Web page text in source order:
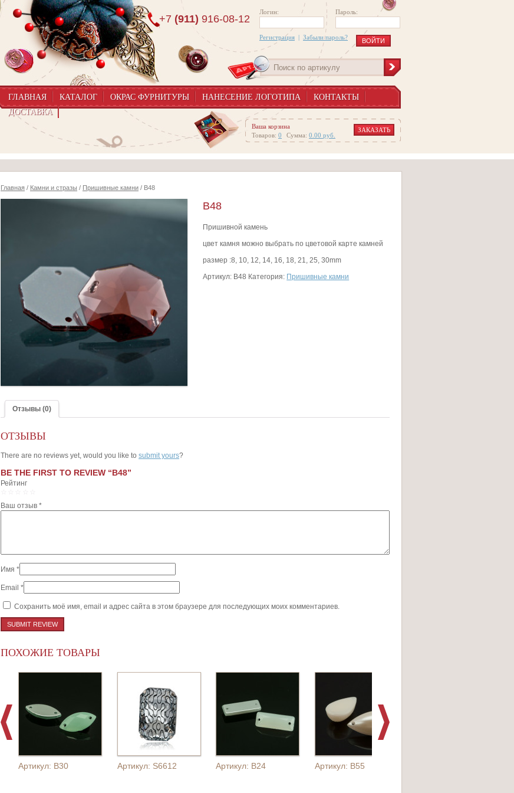
Логин: Пароль:
Регистрация | Забыли пароль?
+7 (911) 916-08-12
ГЛАВНАЯ КАТАЛОГ ОКРАС ФУРНИТУРЫ НАНЕСЕНИЕ ЛОГОТИПА
КОНТАКТЫ
ДОСТАВКА
Ваша корзина
Товаров: 0 Сумма: 0.00 руб.
ЗАКАЗАТЬ
Главная / Камни и стразы / Пришивные камни / B48
B48
Пришивной камень
цвет камня можно выбрать по цветовой карте камней
размер :8, 10, 12, 14, 16, 18, 21, 25, 30mm
Артикул: B48 Категория: Пришивные камни
Отзывы (0)
ОТЗЫВЫ
There are no reviews yet, would you like to submit yours?
BE THE FIRST TO REVIEW “B48”
Рейтинг
Ваш отзыв *
Имя *
Email *
Сохранить моё имя, email и адрес сайта в этом браузере для последующих моих комментариев.
ПОХОЖИЕ ТОВАРЫ
Артикул: B30 Артикул: S6612 Артикул: B24 Артикул: B55